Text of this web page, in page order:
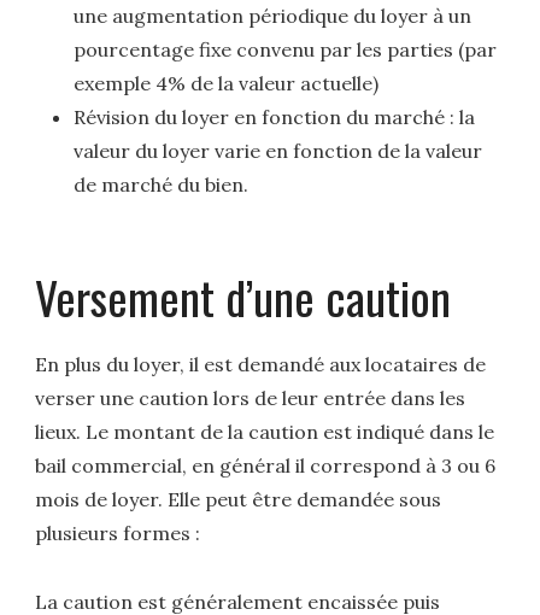
une augmentation périodique du loyer à un
pourcentage fixe convenu par les parties (par
exemple 4% de la valeur actuelle)
Révision du loyer en fonction du marché : la
valeur du loyer varie en fonction de la valeur
de marché du bien.
Versement d’une caution
En plus du loyer, il est demandé aux locataires de
verser une caution lors de leur entrée dans les
lieux. Le montant de la caution est indiqué dans le
bail commercial, en général il correspond à 3 ou 6
mois de loyer. Elle peut être demandée sous
plusieurs formes :
La caution est généralement encaissée puis